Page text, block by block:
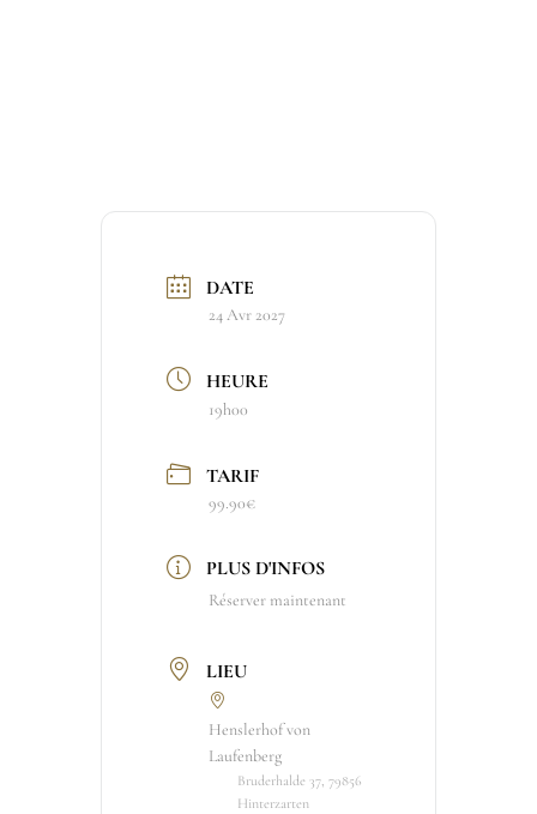
DATE
24 Avr 2027
HEURE
19h00
TARIF
99.90€
PLUS D'INFOS
Réserver maintenant
LIEU
Henslerhof von
Laufenberg
Bruderhalde 37, 79856
Hinterzarten